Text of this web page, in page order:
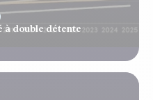
à double détente